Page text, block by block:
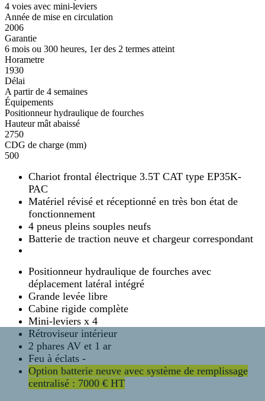
4 voies avec mini-leviers
Année de mise en circulation
2006
Garantie
6 mois ou 300 heures, 1er des 2 termes atteint
Horametre
1930
Délai
A partir de 4 semaines
Équipements
Positionneur hydraulique de fourches
Hauteur mât abaissé
2750
CDG de charge (mm)
500
Chariot frontal électrique 3.5T CAT type EP35K-
PAC
Matériel révisé et réceptionné en très bon état de
fonctionnement
4 pneus pleins souples neufs
Batterie de traction neuve et chargeur correspondant
Positionneur hydraulique de fourches avec
déplacement latéral intégré
Grande levée libre
Cabine rigide complète
Mini-leviers x 4
Rétroviseur intérieur
2 phares AV et 1 ar
Feu à éclats -
Option batterie neuve avec système de remplissage
centralisé : 7000 € HT